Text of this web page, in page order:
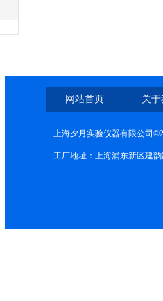
网站首页 关
上海夕月实验仪器有限公司
工厂地址：上海浦东新区建韵